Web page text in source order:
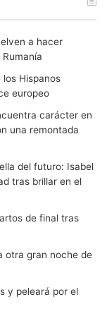
a hacer
los Hispanos
europeo
carácter en
una remontada
del futuro: Isabel
tras brillar en el
de final tras
otra gran noche de
y peleará por el